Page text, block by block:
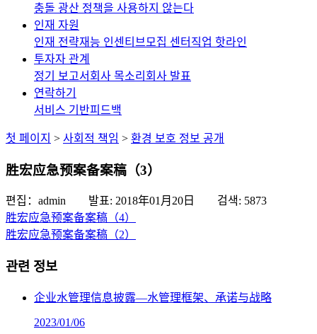
충돌 광산 정책을 사용하지 않는다
인재 자원
인재 전략재능 인센티브 모집 센터 직업 핫라인
투자자 관계
정기 보고서 회사 목소리 회사 발표
연락하기
서비스 기반피드백
첫 페이지 > 사회적 책임 > 환경 보호 정보 공개
胜宏应急预案备案稿（3）
편집：admin 발표: 2018年01月20日 검색: 5873
胜宏应急预案备案稿（4）
胜宏应急预案备案稿（2）
관련 정보
企业水管理信息披露—水管理框架、承诺与战略
2023/01/06